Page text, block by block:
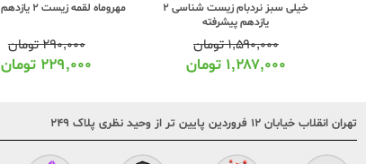
خیلی سبز نردبام زیست شناسی 2
یازدهم پیشرفته
۱,۵۹۰,۰۰۰تومان
۱,۲۸۷,۰۰۰ تومان
مهروماه لقمه زیست 2 یازدهم (جیبی)
۲۹۰,۰۰۰تومان
۲۲۹,۰۰۰ تومان
تهران انقلاب خیابان ۱۲ فروردین پایین تر از وحید نظری پلاک ۲۴۹